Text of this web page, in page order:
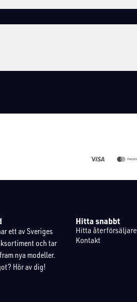
ett av Sveriges
och tar
nya modeller.
Hör av dig!
Hitta snabbt
Hitta återförsäljare
Kontakt